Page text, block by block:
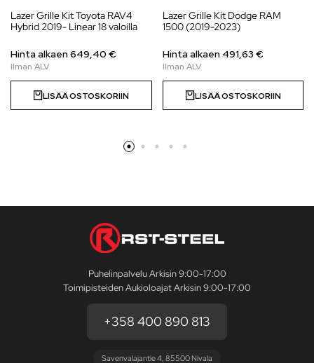
Lazer Grille Kit Toyota RAV4
Hybrid 2019- Linear 18 valoilla
Hinta alkaen649,40 €
LISÄÄ OSTOSKORIIN
Lazer Grille Kit Dodge RAM
1500 (2019-2023)
Hinta alkaen 491,63 €
LISÄÄ OSTOSKORIIN
Puhelinpalvelu Arkisin 9:00-17:00
Toimipisteiden Aukioloajat Arkisin 9:00-17:00
+358 400 890 813
Savenvalajantie 4, 85500 Nivala